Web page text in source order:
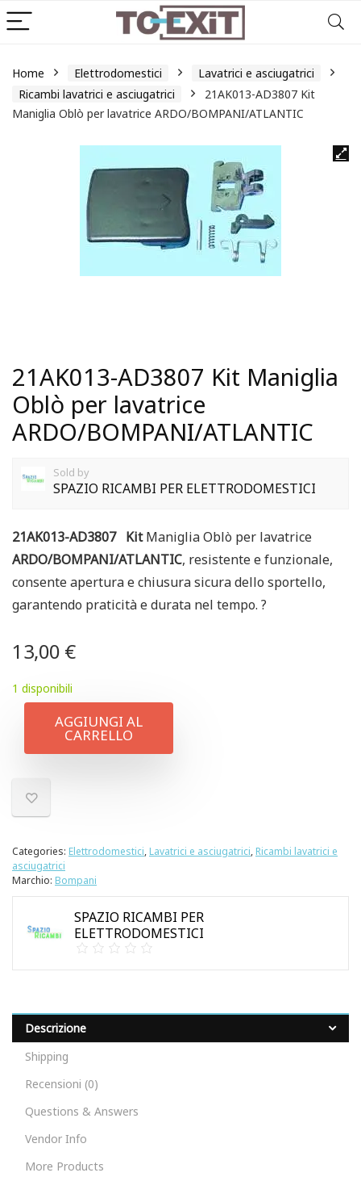
Home Elettrodomestici
Lavatrici e asciugatrici
Ricambi lavatrici e asciugatrici
21AK013-AD3807 Kit
Maniglia Oblò per lavatrice ARDO/BOMPANI/ATLANTIC
21AK013-AD3807 Kit Maniglia
Oblò per lavatrice
ARDO/BOMPANI/ATLANTIC
Sold by
SPAZIO RICAMBI PER ELETTRODOMESTICI
21AK013-AD3807 KitManiglia Oblò per lavatrice
ARDO/BOMPANI/ATLANTIC, resistente e funzionale,
consente apertura e chiusura sicura dello sportello,
garantendo praticità e durata nel tempo. ?
13,00 €
1 disponibili
AGGIUNGI AL
CARRELLO
Categories: Elettrodomestici, Lavatrici e asciugatrici, Ricambi lavatrici e
asciugatrici
Marchio: Bompani
SPAZIO RICAMBI PER
ELETTRODOMESTICI
Descrizione
Shipping
Recensioni (0)
Questions & Answers
Vendor Info
More Products